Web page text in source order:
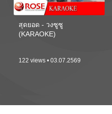
สุดยอด - วงซูซู
(KARAOKE)
122 views • 03.07.2569